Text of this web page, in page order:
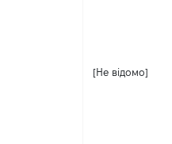
[Не відомо]